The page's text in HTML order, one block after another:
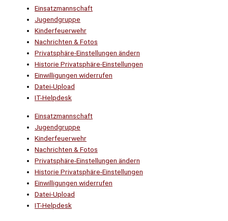
Einsatzmannschaft
Jugendgruppe
Kinderfeuerwehr
Nachrichten & Fotos
Privatsphäre-Einstellungen ändern
Historie Privatsphäre-Einstellungen
Einwilligungen widerrufen
Datei-Upload
IT-Helpdesk
Einsatzmannschaft
Jugendgruppe
Kinderfeuerwehr
Nachrichten & Fotos
Privatsphäre-Einstellungen ändern
Historie Privatsphäre-Einstellungen
Einwilligungen widerrufen
Datei-Upload
IT-Helpdesk